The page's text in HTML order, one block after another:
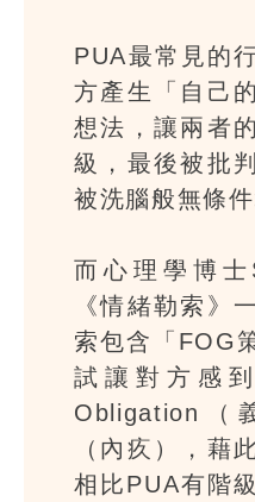
PUA最常見的
方產生「自己
想法，讓兩者
級，最後被批
被洗腦般無條
而心理學博士
《情緒勒索》
索包含「FOG
試讓對方感
Obligation（
（內疚），藉
相比PUA有階